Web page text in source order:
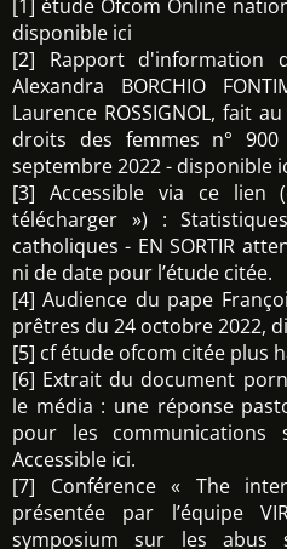
[1] étude Ofcom Online
disponible ici
[2] Rapport d'information
Alexandra BORCHIO
Laurence ROSSIGNOL, fait
droits des femmes n°
septembre 2022 - disponible
[3] Accessible via ce
télécharger ») :
catholiques - EN SORTIR
ni de date pour l’étude citée.
[4] Audience du pape
prêtres du 24 octobre 2022,
[5] cf étude ofcom citée plus
[6] Extrait du document
le média : une réponse
pour les communications
Accessible ici.
[7] Conférence « The
présentée par l’équipe
symposium sur les abus